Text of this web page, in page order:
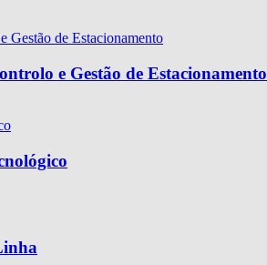
e Gestão de Estacionamento